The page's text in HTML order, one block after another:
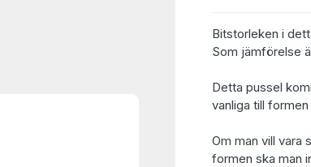
Bitstorleken i
Som jämförelse
Detta pussel
vanliga till
Om man vill vara
formen ska man